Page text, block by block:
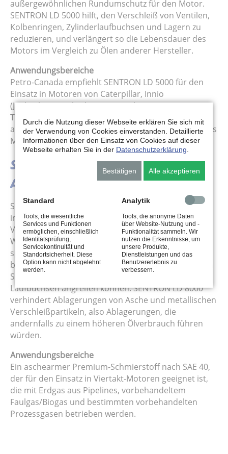
außergewöhnlichen Rundumschutz für den Motor.
SENTRON LD 5000 hilft, den Verschleiß von Ventilen,
Kolbenringen, Zylinderlaufbuchsen und Lagern zu
reduzieren, und verlängert so die Lebensdauer des
Motors im Vergleich zu Ölen anderer Hersteller.
Anwendungsbereiche
Petro-Canada empfiehlt SENTRON LD 5000 für den
Einsatz in Motoren von Caterpillar, Innio
(Jenbacher/Waukesha) sowie vielen Motoren mit
Turbolader, Saugmotoren, stöchiometrisch
arbeitenden oder Magermotoren, die ein aschearmes
Motoröl für stationäre Gasmotoren benötigen.
SENTRON LD 8000 (0,52 Gew.%
Asche)
SENTRON LD 8000 verlängert die Ölwechselintervalle
in revolutionärem Umfang auf bis zu 300 %[1] im
Vergleich zum führenden globalen konventionellen
Wettbewerber. SENTRON LD 8000 enthält einen
speziellen Additivmix, der die Gesamtbasenzahl
besser aufrechterhält, um so die Neutralisierung von
Säuren zu unterstützen, die die Oberflächen von
Laufbuchsen angreifen können. SENTRON LD 8000
verhindert Ablagerungen von Asche und metallischen
Verschleißpartikeln, also Ablagerungen, die
andernfalls zu einem höheren Ölverbrauch führen
würden.
Anwendungsbereiche
Ein aschearmer Premium-Schmierstoff nach SAE 40,
der für den Einsatz in Viertakt-Motoren geeignet ist,
die mit Erdgas aus Pipelines, vorbehandeltem
Faulgas/Biogas und bestimmten vorbehandelten
Prozessgasen betrieben werden.
Durch die Nutzung dieser Webseite erklären Sie sich mit
der Verwendung von Cookies einverstanden. Detaillierte
Informationen über den Einsatz von Cookies auf dieser
Webseite erhalten Sie in der Datenschutzerklärung
Bestätigen Alle akzeptieren
Standard
Tools, die wesentliche
Services und Funktionen
ermöglichen, einschließlich
Identitätsprüfung,
Servicekontinuität und
Standortsicherheit. Diese
Option kann nicht abgelehnt
werden.
Analytik
Tools, die anonyme Daten
über Website-Nutzung und -
Funktionalität sammeln. Wir
nutzen die Erkenntnisse, um
unsere Produkte,
Dienstleistungen und das
Benutzererlebnis zu
verbessern.